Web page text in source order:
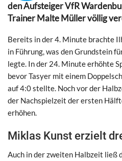
den Aufsteiger VfR
Trainer Malte Müller völlig
Bereits in der 4. Minute brachte
in Führung, was den Grundstein
legte. In der 24. Minute erhöhte
bevor Tasyer mit einem
auf 4:0 stellte. Noch vor der
der Nachspielzeit der ersten
erhöhen.
Miklas Kunst erzielt
Auch in der zweiten Halbzeit ließ